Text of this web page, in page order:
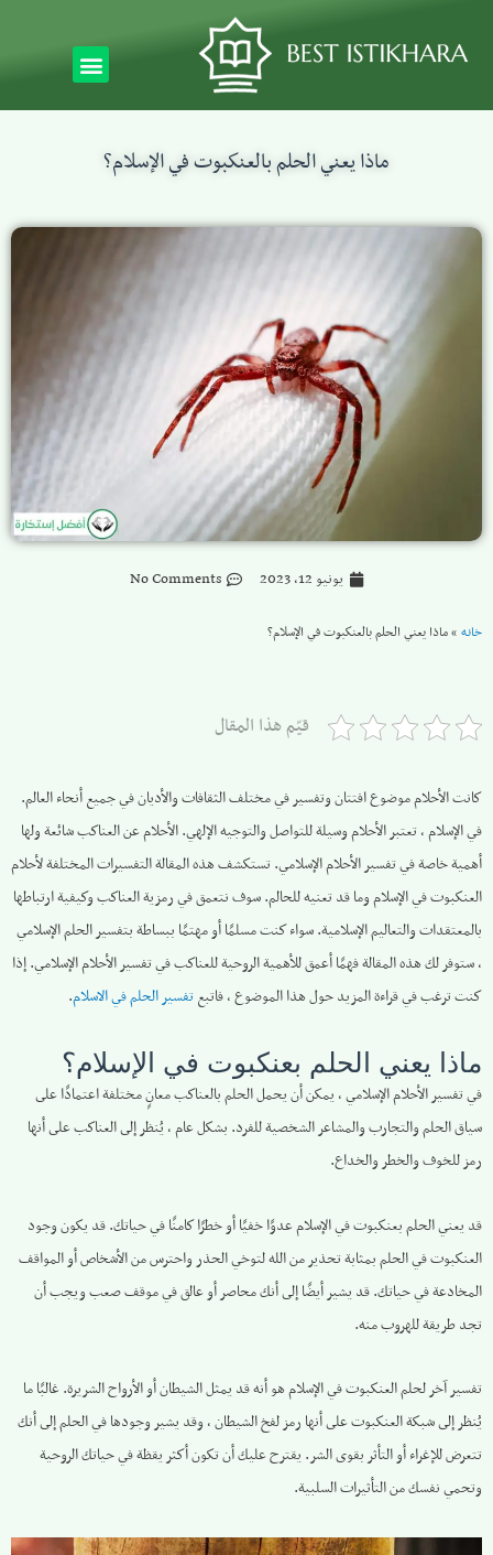
ماذا يعني الحلم بالعنكبوت في الإسلام؟
يونيو 12, 2023 No Comments
خانه »ماذا يعني الحلم بالعنكبوت في الإسلام؟
قيّم هذا المقال
كانت الأحلام موضوع افتتان وتفسير في مختلف الثقافات والأديان في جميع أنحاء العالم.
في الإسلام ، تعتبر الأحلام وسيلة للتواصل والتوجيه الإلهي. الأحلام عن العناكب شائعة ولها
أهمية خاصة في تفسير الأحلام الإسلامي. تستكشف هذه المقالة التفسيرات المختلفة لأحلام
العنكبوت في الإسلام وما قد تعنيه للحالم. سوف نتعمق في رمزية العناكب وكيفية ارتباطها
بالمعتقدات والتعاليم الإسلامية. سواء كنت مسلمًا أو مهتمًا ببساطة بتفسير الحلم الإسلامي
، ستوفر لك هذه المقالة فهمًا أعمق للأهمية الروحية للعناكب في تفسير الأحلام الإسلامي. إذا
كنت ترغب في قراءة المزيد حول هذا الموضوع ، فاتبعتفسير الحلم في الاسلام.
ماذا يعني الحلم بعنكبوت في الإسلام؟
في تفسير الأحلام الإسلامي ، يمكن أن يحمل الحلم بالعناكب معانٍ مختلفة اعتمادًا على
سياق الحلم والتجارب والمشاعر الشخصية للفرد. بشكل عام ، يُنظر إلى العناكب على أنها
رمز للخوف والخطر والخداع.
قد يعني الحلم بعنكبوت في الإسلام عدوًا خفيًا أو خطرًا كامنًا في حياتك. قد يكون وجود
العنكبوت في الحلم بمثابة تحذير من الله لتوخي الحذر واحترس من الأشخاص أو المواقف
المخادعة في حياتك. قد يشير أيضًا إلى أنك محاصر أو عالق في موقف صعب ويجب أن
تجد طريقة للهروب منه.
تفسير آخر لحلم العنكبوت في الإسلام هو أنه قد يمثل الشيطان أو الأرواح الشريرة. غالبًا ما
يُنظر إلى شبكة العنكبوت على أنها رمز لفخ الشيطان ، وقد يشير وجودها في الحلم إلى أنك
تتعرض للإغراء أو التأثر بقوى الشر. يقترح عليك أن تكون أكثر يقظة في حياتك الروحية
وتحمي نفسك من التأثيرات السلبية.